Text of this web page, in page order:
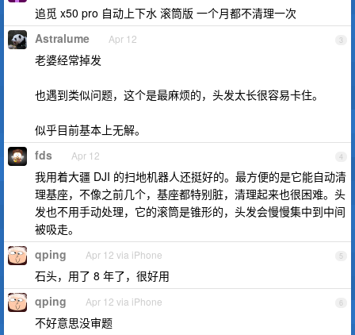
追觅 x50 pro 自动上下水 滚筒版 一个月都不清理一次
3
Astralume Apr 12
老婆经常掉发
也遇到类似问题，这个是最麻烦的，头发太长很容易卡住。
似乎目前基本上无解。
4
fds Apr 12
我用着大疆 DJI 的扫地机器人还挺好的。最方便的是它能自动清
理基座，不像之前几个，基座都特别脏，清理起来也很困难。头
发也不用手动处理，它的滚筒是锥形的，头发会慢慢集中到中间
被吸走。
5
qping Apr 12 via iPhone
石头，用了 8 年了，很好用
6
qping Apr 12 via iPhone
不好意思没审题